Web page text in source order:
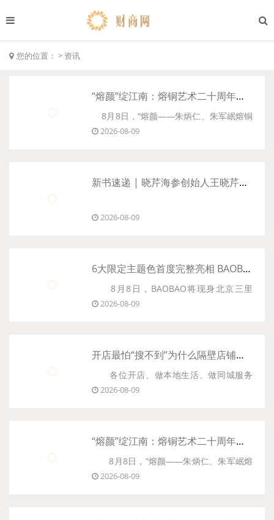
您的位置： > 资讯
“熔颜”绽江南：熔铜艺术二十周年，朱炳仁朱军岷首度联展无锡启幕
8月8日，“熔颜——朱炳仁、朱军岷熔铜
艺术二十周年联展”在无锡博物院正式启
铜精品，系统呈现了“一门双国遗”传承人的
2026-08-09
新书速递 | 晓芹海参创始人王晓芹《麻烦哲学》正式出版
这是一部记录个人成长、创业历程与
人生思考的纪实作品，也是王晓芹二十余
书中，她回望自己从......
2026-08-09
6大限定主题色首度完整亮相 BAOBAO休闲椅三里屯邀你入座亲测
8月8日，BAOBAO将现身北京三里
屯“LET’S BAOBAO”家居美学展。
去五个月内已完成两次关键亮相：3月在今
日美术馆新品美学品鉴会上面向设计圈层
首发，7月底在全国经销商峰会......
2026-08-09
开店最怕“搜不到”为什么隔壁店铺没花钱，ai却天天给他免费派单？
各位开店、做本地生活、做同城服务
的老板们，今天咱们来聊个能让人气得睡
你有没有仔细观察过隔壁同行的店？
论装修，你花了三四十万精装修，他那小
店简简单单； 论技术和产品，你选的都是
2026-08-09
“熔颜”绽江南：熔铜艺术二十周年，朱炳仁朱军岷首度联展无锡启幕
8月8日，“熔颜——朱炳仁、朱军岷熔
铜艺术二十周年联展”在无锡博物院正式启
2026-08-09